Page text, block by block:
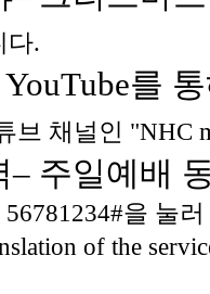
다.
를
브 채널인 "NHC
– 주일예배
을 눌
of the